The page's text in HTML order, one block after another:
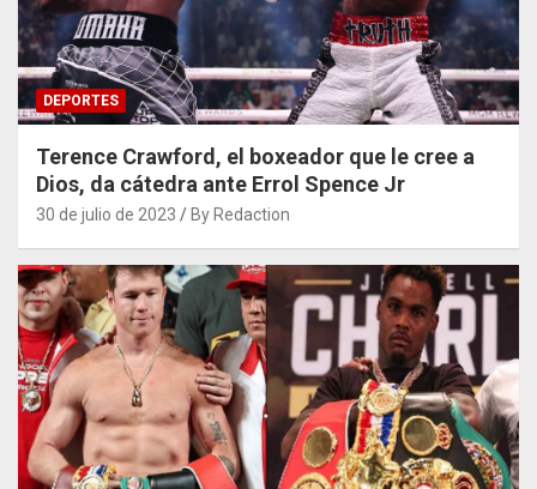
DEPORTES
Terence Crawford, el boxeador que le cree a
Dios, da cátedra ante Errol Spence Jr
30 de julio de 2023 By Redaction